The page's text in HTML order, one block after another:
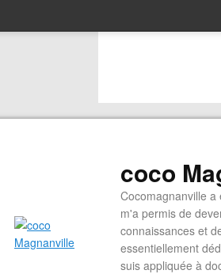
coco
Cocomagnanville
m'a permis de
connaissances et
essentiellement
suis appliquée à